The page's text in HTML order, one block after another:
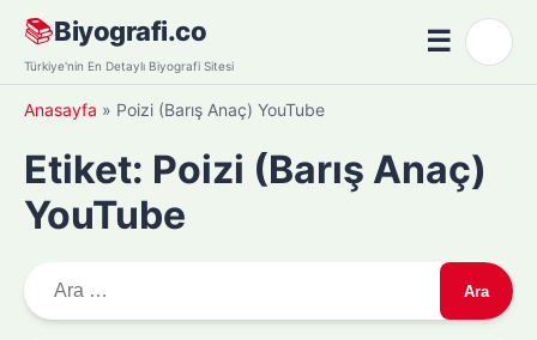
Skip
content
📚Biyografi.co
Türkiye'nin En Detaylı Biyografi Sitesi
☰Menü
Anasayfa » Poizi (Barış Anaç) YouTube
Etiket: Poizi (Barış Anaç)
YouTube
r